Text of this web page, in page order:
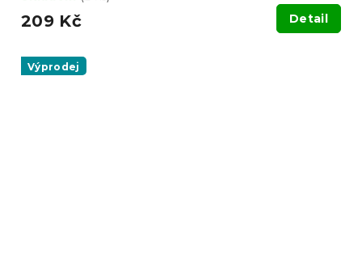
209 Kč Detail
Výprodej